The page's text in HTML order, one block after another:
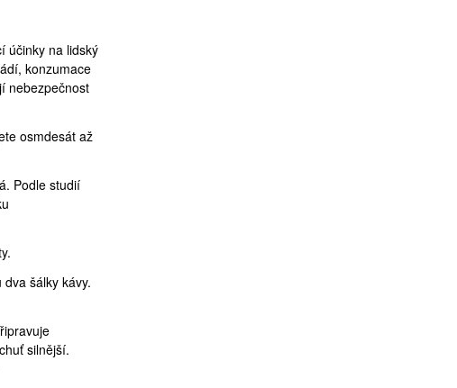
účinky na lidský
konzumace
nebezpečnost
osmdesát až
Podle studií
šálky kávy.
silnější.